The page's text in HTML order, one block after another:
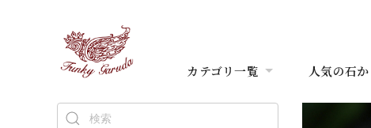
カテゴリ一覧 人気の石